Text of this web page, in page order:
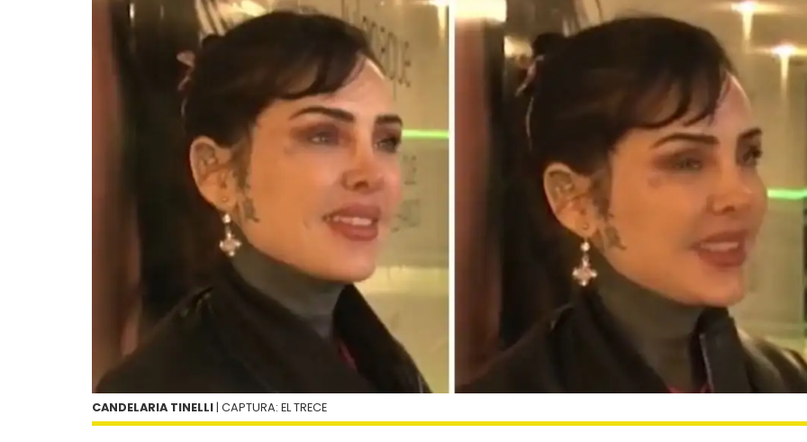
CANDELARIA TINELLI | CAPTURA: EL TRECE